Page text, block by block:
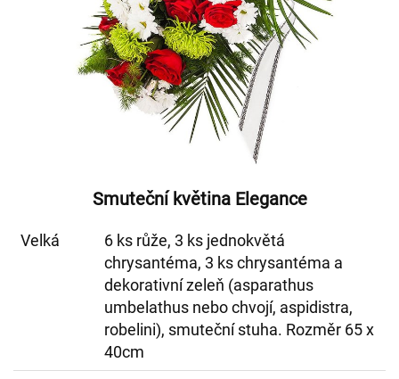
Smuteční květina Elegance
Velká
6 ks růže, 3 ks jednokvětá
chrysantéma, 3 ks chrysantéma a
dekorativní zeleň (asparathus
umbelathus nebo chvojí, aspidistra,
robelini), smuteční stuha. Rozměr 65 x
40cm